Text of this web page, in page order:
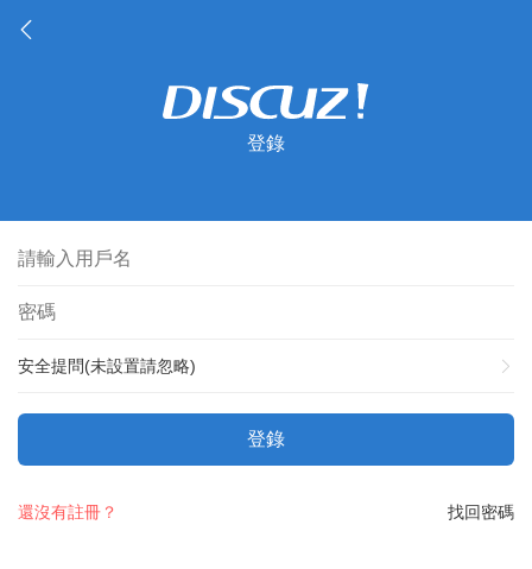
登錄
安全提問(未設置請忽略)
登錄
找回密碼
還沒有註冊？